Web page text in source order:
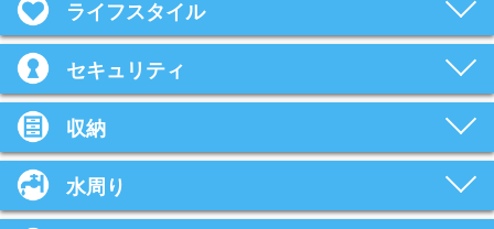
ライフスタイル
セキュリティ
収納
水周り